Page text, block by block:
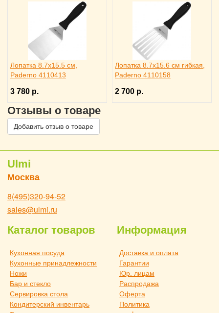
Лопатка 8.7х15.5 см,
Paderno 4110413
3 780 р.
Лопатка 8.7х15.6 см гибкая,
Paderno 4110158
2 700 р.
Отзывы о товаре
Добавить отзыв о товаре
Ulmi
Москва
8(495)320-94-52
sales@ulmi.ru
Каталог товаров
Кухонная посуда
Кухонные принадлежности
Ножи
Бар и стекло
Сервировка стола
Кондитерский инвентарь
Информация
Доставка и оплата
Гарантии
Юр. лицам
Распродажа
Оферта
Политика